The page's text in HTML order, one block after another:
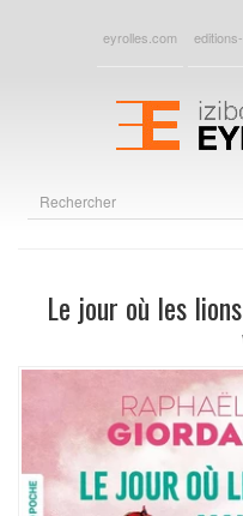
eyrolles.com
Le jour où les